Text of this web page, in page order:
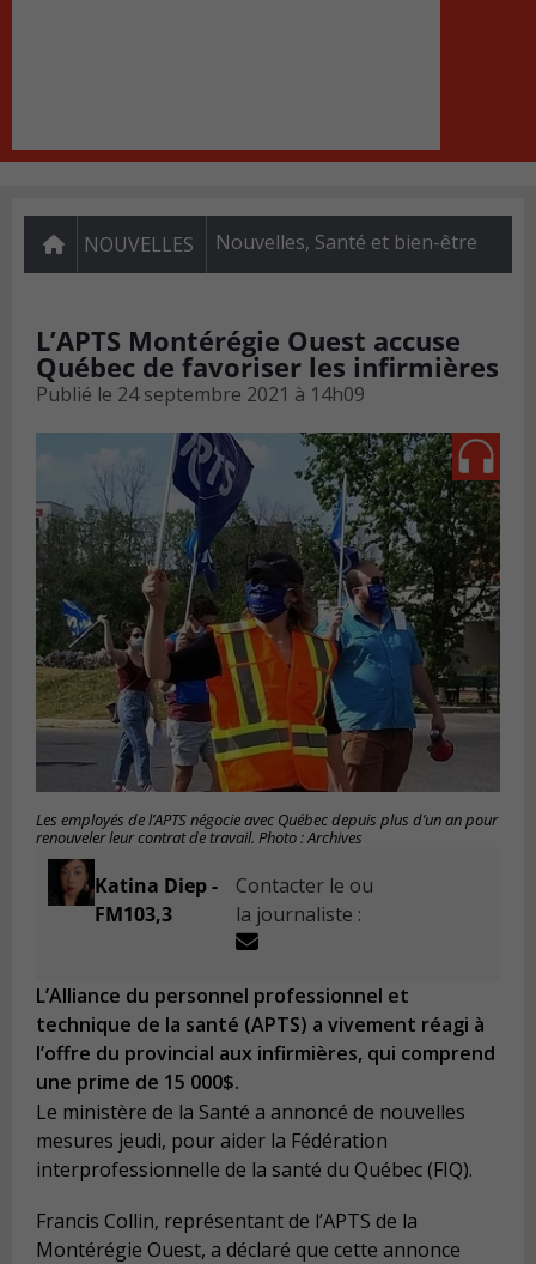
NOUVELLES Nouvelles, Santé et bien-être
L’APTS Montérégie Ouest accuse
Québec de favoriser les infirmières
Publié le 24 septembre 2021 à 14h09
Les employés de l’APTS négocie avec Québec depuis plus d’un an pour
renouveler leur contrat de travail. Photo : Archives
Katina Diep -
FM103,3
Contacter le ou
la journaliste :
L’Alliance du personnel professionnel et
technique de la santé (APTS) a vivement réagi à
l’offre du provincial aux infirmières, qui comprend
une prime de 15 000$.
Le ministère de la Santé a annoncé de nouvelles
mesures jeudi, pour aider la Fédération
interprofessionnelle de la santé du Québec (FIQ).
Francis Collin, représentant de l’APTS de la
Montérégie Ouest, a déclaré que cette annonce